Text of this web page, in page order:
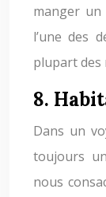
manger
l’une des
plupart des
8.
Dans un
toujours
nous